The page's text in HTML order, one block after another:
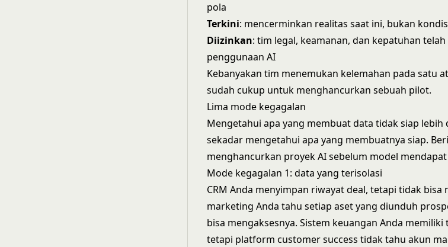
pola
Terkini: mencerminkan realitas saat ini, bukan
Diizinkan: tim legal, keamanan, dan kepatuhan
penggunaan AI
Kebanyakan tim menemukan kelemahan pada satu
sudah cukup untuk menghancurkan sebuah pilot.
Lima mode kegagalan
Mengetahui apa yang membuat data tidak siap
sekadar mengetahui apa yang membuatnya siap.
menghancurkan proyek AI sebelum model
Mode kegagalan 1: data yang terisolasi
CRM Anda menyimpan riwayat deal, tetapi tidak
marketing Anda tahu setiap aset yang diunduh
bisa mengaksesnya. Sistem keuangan Anda
tetapi platform customer success tidak tahu akun